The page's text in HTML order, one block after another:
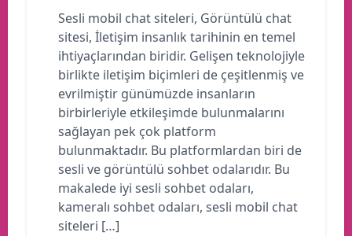
Sesli mobil chat siteleri, Görüntülü chat
sitesi, İletişim insanlık tarihinin en temel
ihtiyaçlarından biridir. Gelişen teknolojiyle
birlikte iletişim biçimleri de çeşitlenmiş ve
evrilmiştir günümüzde insanların
birbirleriyle etkileşimde bulunmalarını
sağlayan pek çok platform
bulunmaktadır. Bu platformlardan biri de
sesli ve görüntülü sohbet odalarıdır. Bu
makalede iyi sesli sohbet odaları,
kameralı sohbet odaları, sesli mobil chat
siteleri […]